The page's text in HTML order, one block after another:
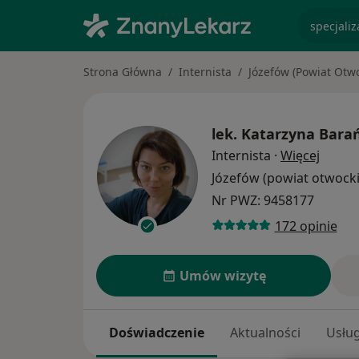
Strona Główna Internista Józefów (Powiat
lek. Katarzyna
Internista · Więcej
Józefów (powiat
Nr PWZ: 9458177
172 opinie
Umów wizytę
Doświadczenie Aktualności